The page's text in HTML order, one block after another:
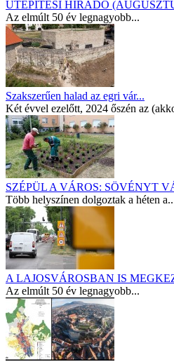
ÚTÉPÍTÉSI HÍRADÓ
Az elmúlt 50 év legnagyobb...
Szakszerűen halad az egri vár...
Két évvel ezelőtt, 2024 őszén az
SZÉPÜL A VÁROS: SÖVÉNYT
Több helyszínen dolgoztak a héten
A LAJOSVÁROSBAN IS
Az elmúlt 50 év legnagyobb...